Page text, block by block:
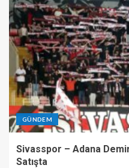
GÜNDEM
Sivasspor – Adana
Satışta